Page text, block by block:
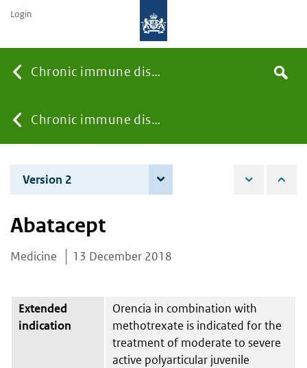
Chronic immune diseases
You
are
here:
Chronic immune diseases
the
Search
Login
Version 2
Abatacept
Medicine 13 December 2018
Extended
indication
Orencia in combination with
methotrexate is indicated for the
treatment of moderate to severe
active polyarticular juvenile